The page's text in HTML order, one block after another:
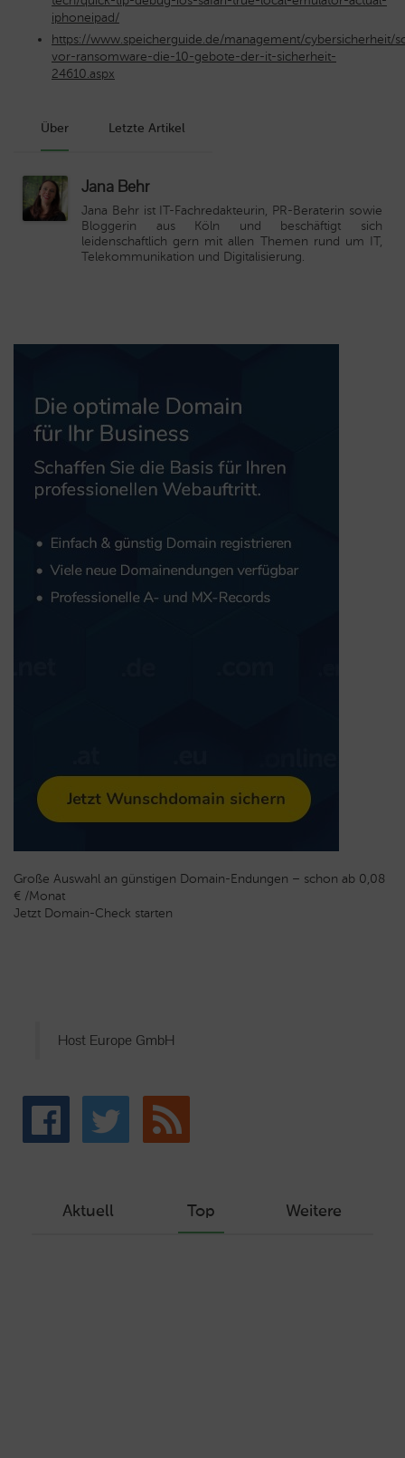
iphoneipad/
https://www.speicherguide.de/management/cybersicherheit/
vor-ransomware-die-10-gebote-der-it-sicherheit-
24610.aspx
Über Letzte Artikel
Jana Behr
Jana Behr ist IT-Fachredakteurin, PR-Beraterin sowie
Bloggerin aus Köln und beschäftigt sich
leidenschaftlich gern mit allen Themen rund um IT,
Telekommunikation und Digitalisierung.
Große Auswahl an günstigen Domain-Endungen – schon ab 0,08
€ /Monat
Jetzt Domain-Check starten
Host Europe GmbH
Aktuell Top Weitere